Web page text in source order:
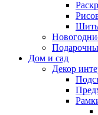
Дом и сад
Декор